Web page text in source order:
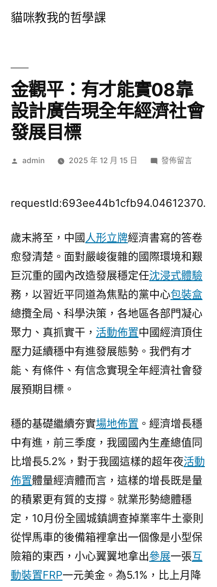
貓咪教我的哲學課
金觀平：有才能實08靠
設計廣告現全年經濟社會
發展目標
作
admin 2025 年 12 月 15 日
在
平：
能
實
08
靠
設
計
告
現
全
年
社
會
發
展
標〉
發佈留言
requestId:693ee44b1cfb94.04612370.
歲末將至，中國 人形立牌經濟書寫的答卷
愈發清楚。面對嚴峻復雜的國際環境和艱
巨沉重的國內改造發展穩定任沈浸式體驗
務，以習近平同道為焦點的黨中心包裝盒
總攬全局、科學決策，各地區各部門凝心
聚力、真抓實干， 活動佈置中國經濟頂住
壓力延續穩中有進發展態勢。我們有才
能、有條件、有信念實現全年經濟社會發
展預期目標。
穩的基礎繼續夯實場地佈置 。經濟增長穩
中有進，前三季度，我國國內生產總值同
比增長5.2%，對于我國這樣的超年夜活動
佈置體量經濟體而言，這樣的增長既是量
的積累更有質的支撐。就業形勢總體穩
定，10月份全國城鎮調查掉業率牛土豪則
從悍馬車的後備箱裡拿出一個像是小型保
險箱的東西，小心翼翼地拿出參展一張互
動裝置FRP一元美金。為5.1%，比上月降